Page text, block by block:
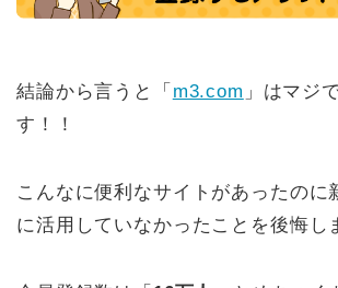
結論から言うと「 m3.com 」はマジ
す！！
こんなに便利なサイトがあったのに
に活用していなかったことを後悔し